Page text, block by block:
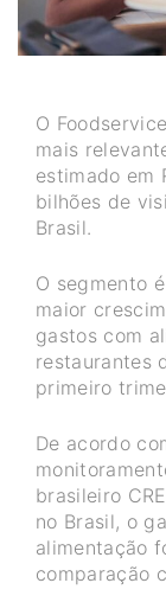
O
mais
estimado em
bilhões de
Brasil.
O segmento
maior
gastos com
restaurantes
primeiro
De acordo
brasileiro
no Brasil, o
alimentação
comparação